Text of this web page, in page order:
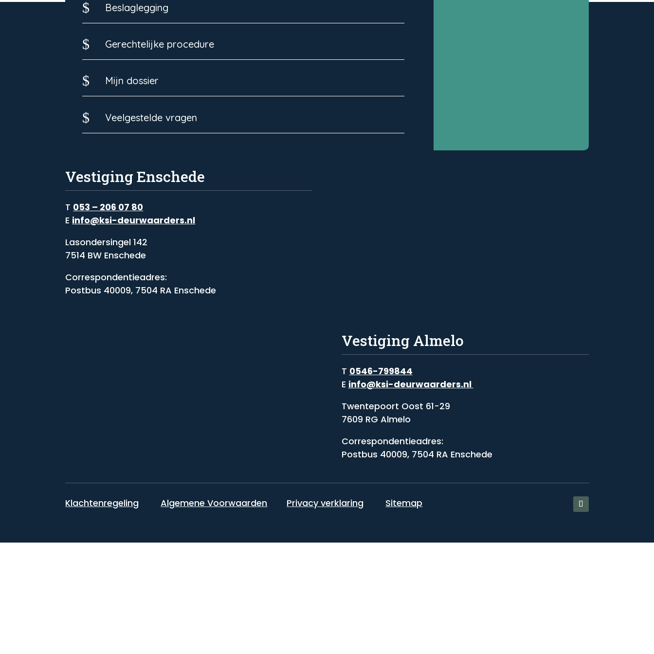
$ Beslaglegging
$ Gerechtelijke procedure
$ Mijn dossier
$ Veelgestelde vragen
Vestiging Enschede
T 053 – 206 07 80
E info@ksi-deurwaarders.nl
Lasondersingel 142
7514 BW Enschede
Correspondentieadres:
Postbus 40009, 7504 RA Enschede
Vestiging Almelo
T 0546-799844
E info@ksi-deurwaarders.nl
Twentepoort Oost 61-29
7609 RG Almelo
Correspondentieadres:
Postbus 40009, 7504 RA Enschede
Klachtenregeling Algemene Voorwaarden Privacy verklaring Sitemap